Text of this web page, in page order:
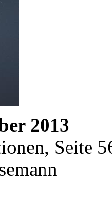
2013
Seite